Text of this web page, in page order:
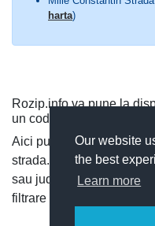
Our website
the best
Learn more
harta)
Rozip.info va pune la
un cod postal.
Aici puteti cauta dupa
strada. Puteti vedea
sau judet, si cauta rapid
filtrare a codurilor postale.